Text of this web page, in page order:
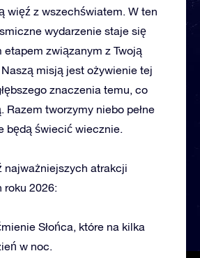
więź z wszechświatem. W ten
wydarzenie staje się
etapem związanym z Twoją
Naszą misją jest ożywienie tej
znaczenia temu, co
Razem tworzymy niebo pełne
będą świecić wiecznie.
najważniejszych atrakcji
roku 2026:
Słońca, które na kilka
w noc.